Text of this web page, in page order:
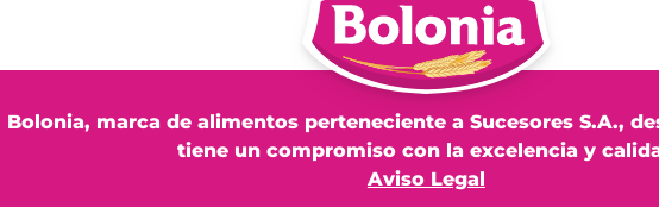
Bolonia, marca de alimentos perteneciente a Sucesores S.A.,
tiene un compromiso con la excelencia y
Aviso Legal